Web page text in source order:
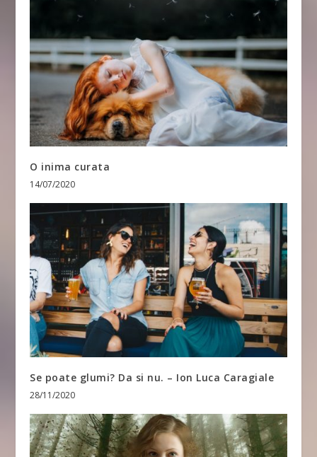
O inima curata
14/07/2020
Se poate glumi? Da si nu. – Ion Luca Caragiale
28/11/2020